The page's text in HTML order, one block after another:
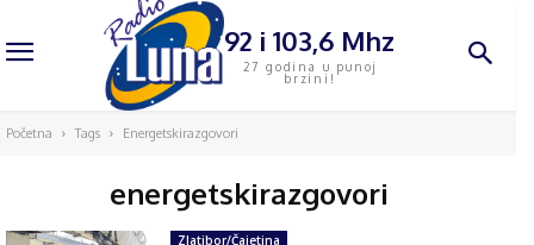
92 i 103,6 Mhz
27 godina u punoj
brzini!
Početna Tags Energetskirazgovori
energetskirazgovori
Zlatibor/Čajetina